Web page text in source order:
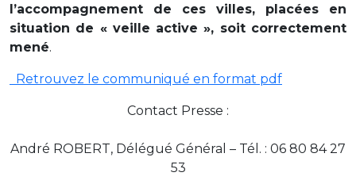
l’accompagnement de ces villes, placées en
situation de « veille active », soit correctement
mené.
Retrouvez le communiqué en format pdf
Contact Presse :
André ROBERT, Délégué Général – Tél. : 06 80 84 27
53